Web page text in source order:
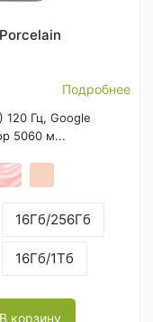
Подробнее
120 Гц, Google
5060 м...
16Гб/256Гб
16Гб/1Тб
В корзину